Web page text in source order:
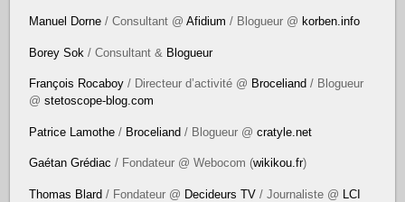
Manuel Dorne / Consultant @Afidium / Blogueur @ korben.info
Borey Sok / Consultant & Blogueur
François Rocaboy / Directeur d’activité @ Broceliand / Blogueur
@stetoscope-blog.com
Patrice Lamothe / Broceliand / Blogueur @cratyle.net
Gaétan Grédiac / Fondateur @ Webocom (wikikou.fr)
Thomas Blard / Fondateur @ Decideurs TV / Journaliste @ LCI